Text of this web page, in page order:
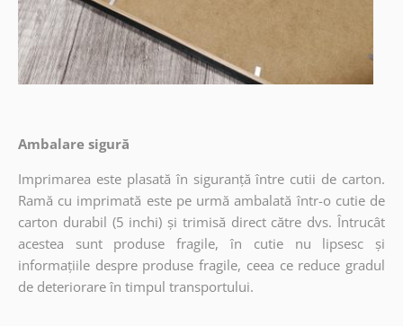
Ambalare sigură
Imprimarea este plasată în siguranță între cutii de carton.
Ramă cu imprimată este pe urmă ambalată într-o cutie de
carton durabil (5 inchi) și trimisă direct către dvs. Întrucât
acestea sunt produse fragile, în cutie nu lipsesc și
informațiile despre produse fragile, ceea ce reduce gradul
de deteriorare în timpul transportului.